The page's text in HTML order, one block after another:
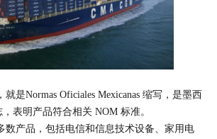
是Normas Oficiales Mexicanas 缩写，是墨西
表明产品符合相关 NOM 标准。
数产品，包括电信和信息技术设备、家用电